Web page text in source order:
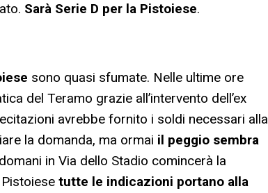
Sarà Serie D per la Pistoiese.
sono quasi sfumate. Nelle ultime ore
del Teramo grazie all’intervento dell’ex
avrebbe fornito i soldi necessari alla
la domanda, ma ormai il peggio sembra
in Via dello Stadio comincerà la
tutte le indicazioni portano alla